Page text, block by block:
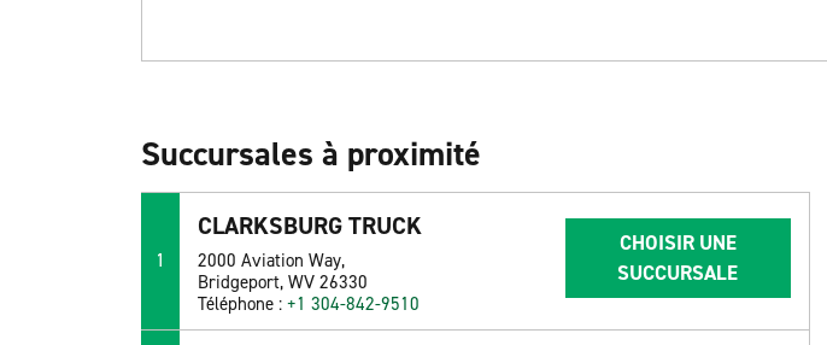
Succursales à proximité
1
CLARKSBURG TRUCK
2000 Aviation Way,
Bridgeport, WV 26330
Téléphone :+1 304-842-9510
CHOISIR UNE
SUCCURSALE